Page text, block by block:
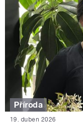
Příroda
19. duben 2026